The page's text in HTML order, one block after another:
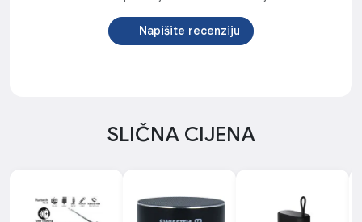
Napišite recenziju
SLIČNA CIJENA